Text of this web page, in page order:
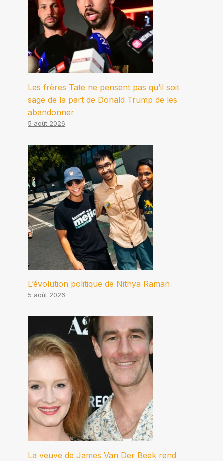
Les frères Tate ne pensent pas qu’il soit
sage de la part de Donald Trump de les
abandonner
5 août 2026
L’évolution politique de Nithya Raman
5 août 2026
La veuve de James Van Der Beek rend